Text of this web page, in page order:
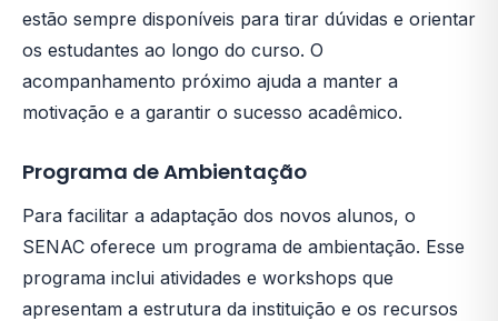
estão sempre disponíveis para tirar dúvidas e orientar
os estudantes ao longo do curso. O
acompanhamento próximo ajuda a manter a
motivação e a garantir o sucesso acadêmico.
Programa de Ambientação
Para facilitar a adaptação dos novos alunos, o
SENAC oferece um programa de ambientação. Esse
programa inclui atividades e workshops que
apresentam a estrutura da instituição e os recursos